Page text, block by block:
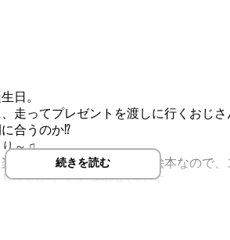
日。
走ってプレゼントを渡しに行くおじさ
合うのか⁉
り～♫
しめる絵本です。横長の絵本なので、
ていただくと見やすいです。
続きを読む